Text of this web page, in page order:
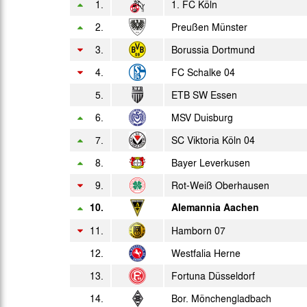
So. 16.06.1963
1. 1. FC Köln
2. Preußen Münster
3. Borussia Dortmund
4. FC Schalke 04
5. ETB SW Essen
6. MSV Duisburg
7. SC Viktoria Köln 04
8. Bayer Leverkusen
9. Rot-Weiß Oberhausen
10.
Alemannia Aachen
11. Hamborn 07
12. Westfalia Herne
13. Fortuna Düsseldorf
14. Bor. Mönchengladbach